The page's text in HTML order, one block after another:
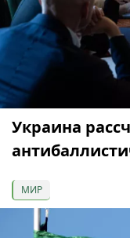
Украина
МИР